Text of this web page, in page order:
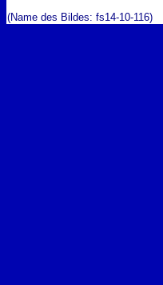
(Name des Bildes: fs14-10-116)